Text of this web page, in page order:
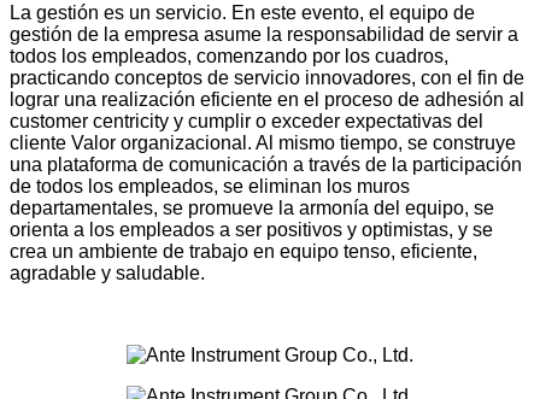
La gestión es un servicio. En este evento, el equipo de
gestión de la empresa asume la responsabilidad de servir a
todos los empleados, comenzando por los cuadros,
practicando conceptos de servicio innovadores, con el fin de
lograr una realización eficiente en el proceso de adhesión al
customer centricity y cumplir o exceder expectativas del
cliente Valor organizacional. Al mismo tiempo, se construye
una plataforma de comunicación a través de la participación
de todos los empleados, se eliminan los muros
departamentales, se promueve la armonía del equipo, se
orienta a los empleados a ser positivos y optimistas, y se
crea un ambiente de trabajo en equipo tenso, eficiente,
agradable y saludable.